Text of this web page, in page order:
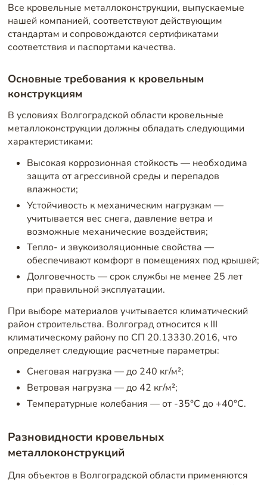
Все кровельные металлоконструкции, выпускаемые
нашей компанией, соответствуют действующим
стандартам и сопровождаются сертификатами
соответствия и паспортами качества.
Основные требования к кровельным
конструкциям
В условиях Волгоградской области кровельные
металлоконструкции должны обладать следующими
характеристиками:
Высокая коррозионная стойкость — необходима
защита от агрессивной среды и перепадов
влажности;
Устойчивость к механическим нагрузкам —
учитывается вес снега, давление ветра и
возможные механические воздействия;
Тепло- и звукоизоляционные свойства —
обеспечивают комфорт в помещениях под крышей;
Долговечность — срок службы не менее 25 лет
при правильной эксплуатации.
При выборе материалов учитывается климатический
район строительства. Волгоград относится к III
климатическому району по СП 20.13330.2016, что
определяет следующие расчетные параметры:
Снеговая нагрузка — до 240 кг/м²;
Ветровая нагрузка — до 42 кг/м²;
Температурные колебания — от -35°C до +40°C.
Разновидности кровельных
металлоконструкций
Для объектов в Волгоградской области применяются